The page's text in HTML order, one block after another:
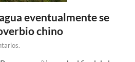
eventualmente se
chino